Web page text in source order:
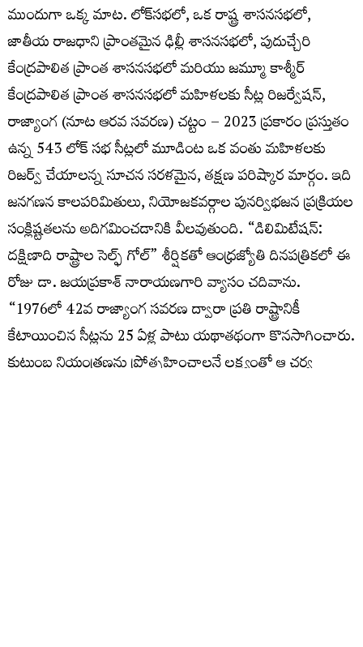
ముందుగా ఒక్క మాట. లోక్‌సభలో, ఒక రాష్ట్ర శాసనసభలో,
జాతీయ రాజధాని ప్రాంతమైన ఢిల్లీ శాసనసభలో, పుదుచ్చేరి
కేంద్రపాలిత ప్రాంత శాసనసభలో మరియు జమ్మూ కాశ్మీర్
కేంద్రపాలిత ప్రాంత శాసనసభలో మహిళలకు సీట్ల రిజర్వేషన్,
రాజ్యాంగ (నూట ఆరవ సవరణ) చట్టం – 2023 ప్రకారం ప్రస్తుతం
ఉన్న 543 లోక్ సభ సీట్లలో మూడింట ఒక వంతు మహిళలకు
రిజర్వ్ చేయాలన్న సూచన సరళమైన, తక్షణ పరిష్కార మార్గం. ఇది
జనగణన కాలపరిమితులు, నియోజకవర్గాల పునర్విభజన ప్రక్రియల
సంక్లిష్టతలను అదిగమించడానికి వీలవుతుంది. “డిలిమిటేషన్:
దక్షిణాది రాష్ట్రాల సెల్ఫ్ గోల్” శీర్షికతో ఆంధ్రజ్యోతి దినపత్రికలో ఈ
రోజు డా. జయప్రకాశ్ నారాయణగారి వ్యాసం చదివాను.
“1976లో 42వ రాజ్యాంగ సవరణ ద్వారా ప్రతి రాష్ట్రానికీ
కేటాయించిన సీట్లను 25 ఏళ్ల పాటు యథాతథంగా కొనసాగించారు.
కుటుంబ నియంత్రణను ప్రోత్సహించాలనే లక్ష్యంతో ఆ చర్య